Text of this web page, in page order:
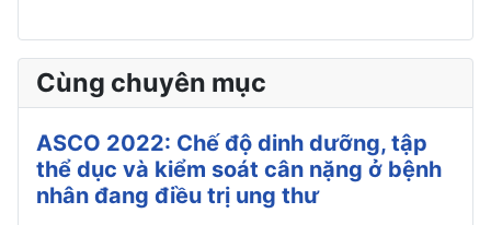
Cùng chuyên mục
ASCO 2022: Chế độ dinh dưỡng, tập
thể dục và kiểm soát cân nặng ở bệnh
nhân đang điều trị ung thư